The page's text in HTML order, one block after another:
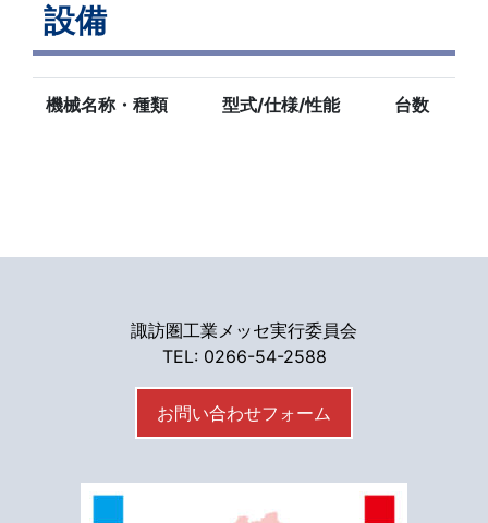
設備
機械名称・種類 型式/仕様/性能 台数
諏訪圏工業メッセ実行委員会
TEL: 0266-54-2588
お問い合わせフォーム